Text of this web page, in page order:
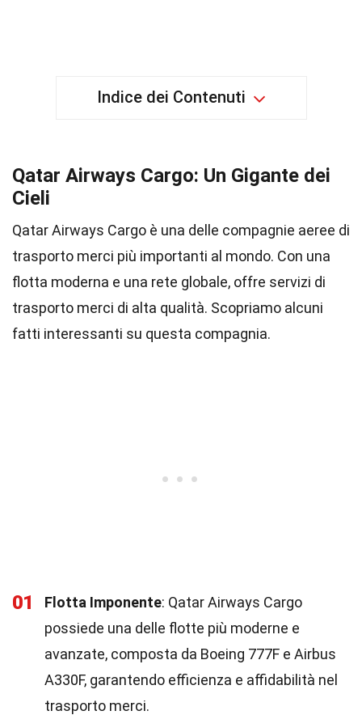
Indice dei Contenuti
Qatar Airways Cargo: Un Gigante dei
Cieli
Qatar Airways Cargo è una delle compagnie aeree di
trasporto merci più importanti al mondo. Con una
flotta moderna e una rete globale, offre servizi di
trasporto merci di alta qualità. Scopriamo alcuni
fatti interessanti su questa compagnia.
01 Flotta Imponente: Qatar Airways Cargo
possiede una delle flotte più moderne e
avanzate, composta da Boeing 777F e Airbus
A330F, garantendo efficienza e affidabilità nel
trasporto merci.